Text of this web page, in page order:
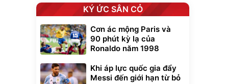
KÝ ỨC SÂN CỎ
Cơn ác mộng Paris và
90 phút kỳ lạ của
Ronaldo năm 1998
Khi áp lực quốc gia đẩy
Messi đến giới hạn từ bỏ